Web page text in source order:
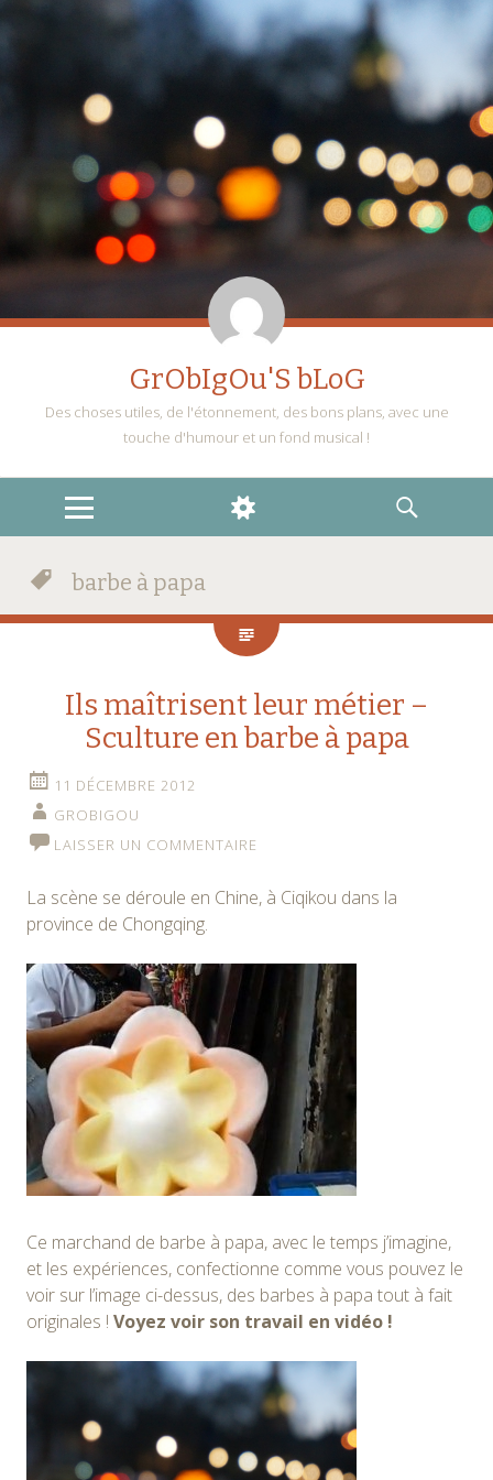
GrObIgOu'S bLoG
Des choses utiles, de l'étonnement, des bons plans, avec une
touche d'humour et un fond musical !
MENU
WIDGETS
RECHERCHE
barbe à papa
Ils maîtrisent leur métier –
Sculture en barbe à papa
11 DÉCEMBRE 2012
GROBIGOU
LAISSER UN COMMENTAIRE
La scène se déroule en Chine, à Ciqikou dans la
province de Chongqing.
Ce marchand de barbe à papa, avec le temps j’imagine,
et les expériences, confectionne comme vous pouvez le
voir sur l’image ci-dessus, des barbes à papa tout à fait
originales ! Voyez voir son travail en vidéo !